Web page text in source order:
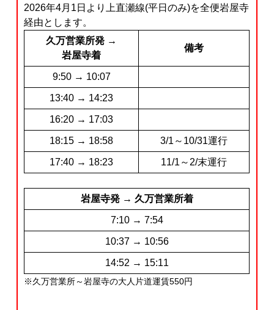
2026年4月1日より上直瀬線(平日のみ)を全便岩屋寺
経由とします。
久万営業所発 →
岩屋寺着
備考
9:50 → 10:07
13:40 → 14:23
16:20 → 17:03
18:15 → 18:58 3/1～10/31運行
17:40 → 18:23 11/1～2/末運行
岩屋寺発 → 久万営業所着
7:10 → 7:54
10:37 → 10:56
14:52 → 15:11
※久万営業所～岩屋寺の大人片道運賃550円